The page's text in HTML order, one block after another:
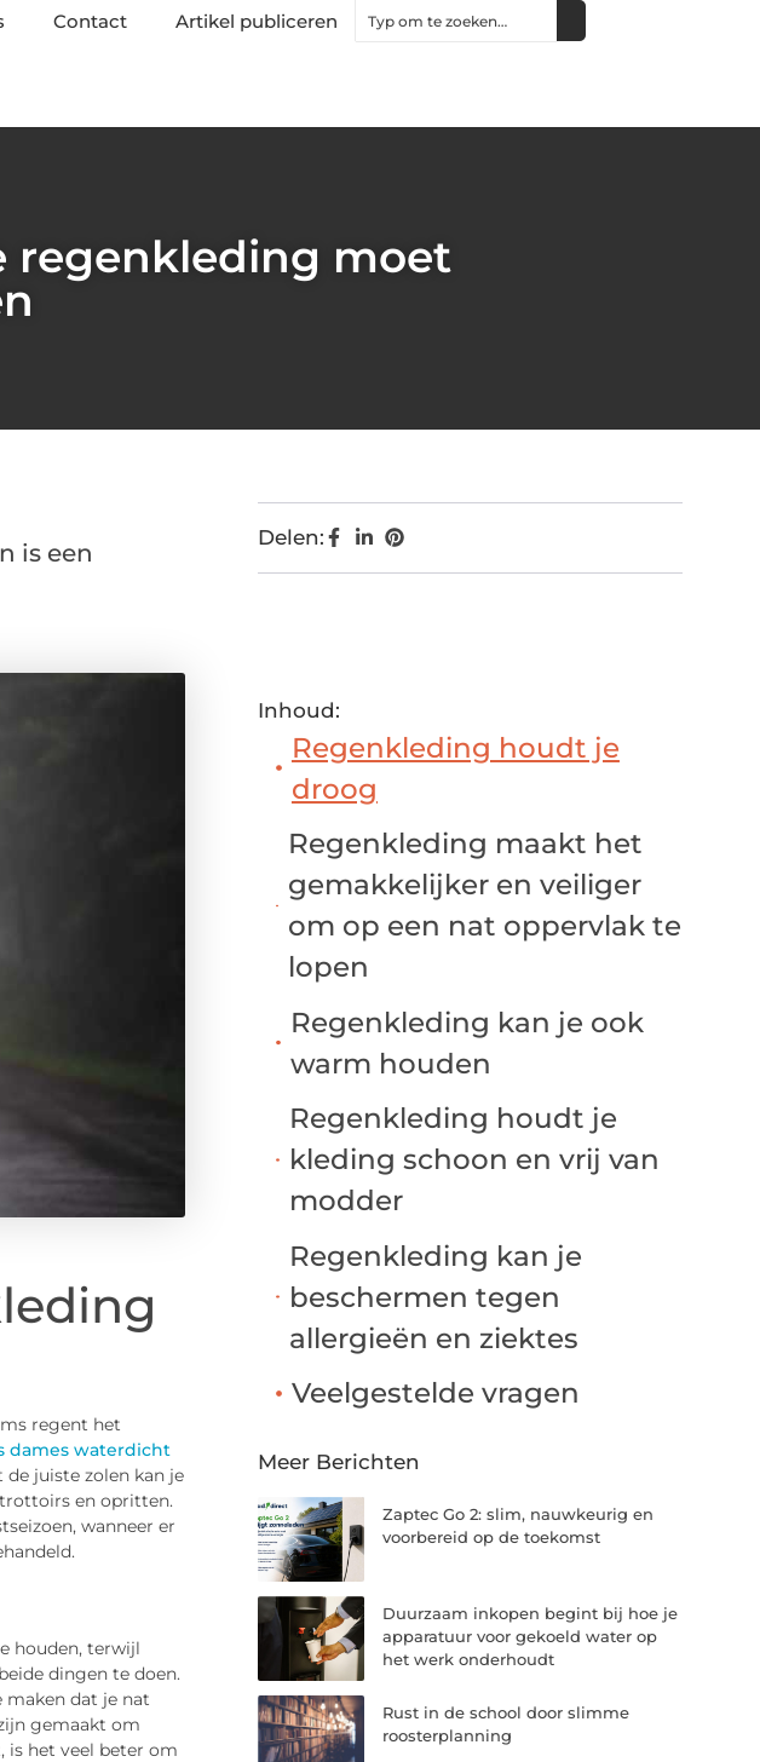
Contact Artikel publiceren
regenkleding moet
is een
regent het
dames waterdicht
juiste zolen kan je
en opritten.
wanneer er
houden, terwijl
dingen te doen.
maken dat je nat
gemaakt om
is het veel beter om
Delen:
Inhoud:
Regenkleding houdt je
droog
Regenkleding maakt het
gemakkelijker en veiliger
om op een nat oppervlak te
lopen
Regenkleding kan je ook
warm houden
Regenkleding houdt je
kleding schoon en vrij van
modder
Regenkleding kan je
beschermen tegen
allergieën en ziektes
Veelgestelde vragen
Meer Berichten
Zaptec Go 2: slim, nauwkeurig en
voorbereid op de toekomst
Duurzaam inkopen begint bij hoe je
apparatuur voor gekoeld water op
het werk onderhoudt
Rust in de school door slimme
roosterplanning